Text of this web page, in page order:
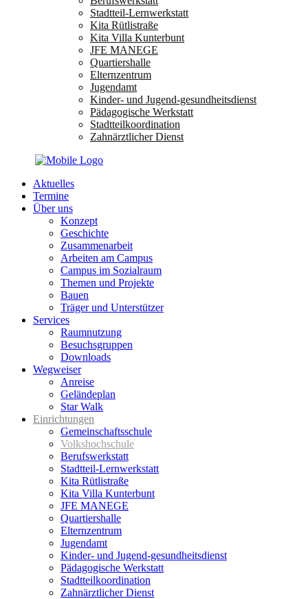
Stadtteil-Lernwerkstatt
Kita Rütlistraße
Kita Villa Kunterbunt
JFE MANEGE
Quartiershalle
Elternzentrum
Jugendamt
Kinder- und Jugend-gesundheitsdienst
Pädagogische Werkstatt
Stadtteilkoordination
Zahnärztlicher Dienst
Aktuelles
Termine
Über uns
Konzept
Geschichte
Zusammenarbeit
Arbeiten am Campus
Campus im Sozialraum
Themen und Projekte
Bauen
Träger und Unterstützer
Services
Raumnutzung
Besuchsgruppen
Downloads
Wegweiser
Anreise
Geländeplan
Star Walk
Einrichtungen
Gemeinschaftsschule
Volkshochschule
Berufswerkstatt
Stadtteil-Lernwerkstatt
Kita Rütlistraße
Kita Villa Kunterbunt
JFE MANEGE
Quartiershalle
Elternzentrum
Jugendamt
Kinder- und Jugend-gesundheitsdienst
Pädagogische Werkstatt
Stadtteilkoordination
Zahnärztlicher Dienst